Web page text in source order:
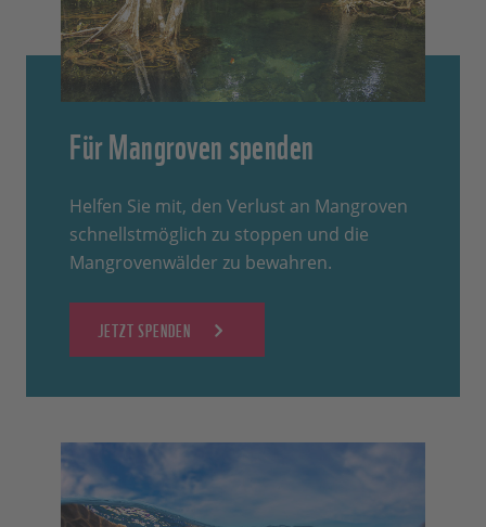
Für Mangroven spenden
Helfen Sie mit, den Verlust an Mangroven
schnellstmöglich zu stoppen und die
Mangrovenwälder zu bewahren.
JETZT SPENDEN